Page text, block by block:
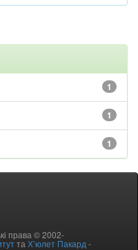
1
1
1
права © 2002-
та Х’юлет Пакард -